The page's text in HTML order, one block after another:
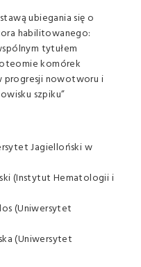
ubiegania się o
habilitowanego:
tytułem
komórek
progresji nowotworu i
szpiku”
Jagielloński w
(Instytut Hematologii i
(Uniwersytet
(Uniwersytet